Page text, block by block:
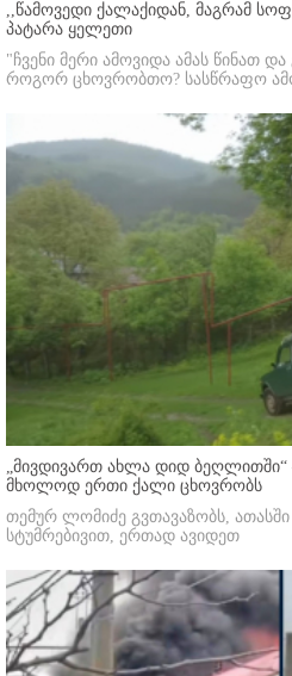
,,წამოვედი ქალაქიდან, მაგრამ
პატარა ყელეთი
"ჩვენი მერი ამოვიდა ამას წინათ
როგორ ცხოვრობთო? სასწრაფო
„მივდივართ ახლა დიდ
მხოლოდ ერთი ქალი ცხოვრობს
თემურ ლომიძე გვთავაზობს,
სტუმრებივით, ერთად ავიდეთ